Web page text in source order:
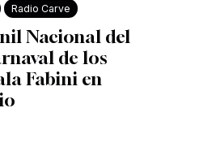
Radio Carve
Nacional del
de los
Fabini en